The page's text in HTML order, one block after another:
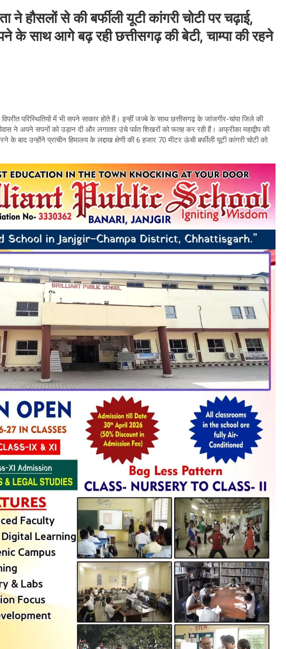
ने हौसलों से की बर्फीली यूटी कांगरी चोटी पर चढ़ाई,
साथ आगे बढ़ रही छत्तीसगढ़ की बेटी, चाम्पा की रहने
परिस्थितियों में भी सपने साकार होते हैं। इन्हीं जज्बे के साथ छत्तीसगढ़ के जांजगीर-चांपा जिले की
ने अपने सपनों को उड़ान दी और लगातार उंचे पर्वत शिखरों को फतह कर रही हैं। अफ्रीका महाद्वीप की
बाद उन्होंने प्राचीन हिमालय के लद्दाख क्षेणी की 6 हजार 70 मीटर ऊंची बर्फीली यूटी कांगरी चोटी को